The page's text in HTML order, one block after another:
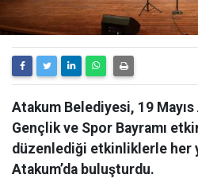
Atakum Belediyesi, 19
Gençlik ve Spor Bayramı
düzenlediği etkinliklerle her
Atakum’da buluşturdu.